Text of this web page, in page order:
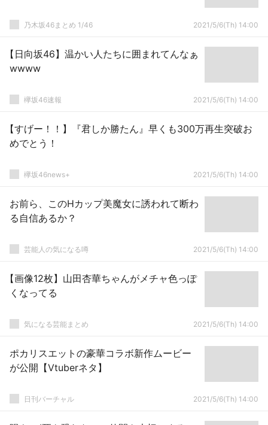
乃木坂46まとめ 1/46 2021/5/6(Th) 14:00
【日向坂46】温かい人たちに囲まれてんなぁ
wwww
欅坂46速報 2021/5/6(Th) 14:00
【すげー！！】『君しか勝たん』早くも300万再生突破お
めでとう！
欅坂46news+ 2021/5/6(Th) 14:00
お前ら、このHカップ美魔女に誘われて断わ
る自信あるか？
芸能人の気になる噂 2021/5/6(Th) 14:00
【画像12枚】山田杏華ちゃんがメチャ色っぽ
くなってる
気になる芸能まとめ 2021/5/6(Th) 14:00
ポカリスエットの豪華コラボ新作ムービー
が公開【Vtuberネタ】
日刊バーチャル 2021/5/6(Th) 14:00